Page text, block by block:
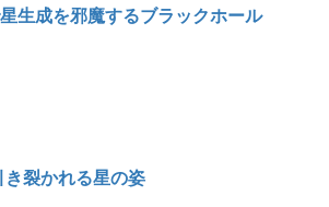
生成を邪魔するブラックホール
裂かれる星の姿